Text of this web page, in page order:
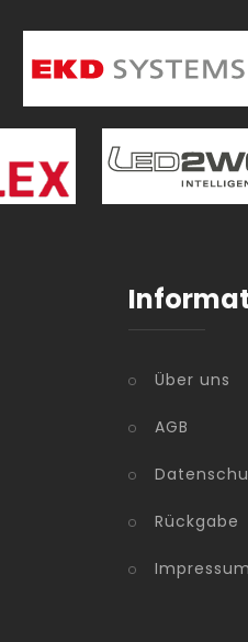
Über uns
AGB
Rückgabe